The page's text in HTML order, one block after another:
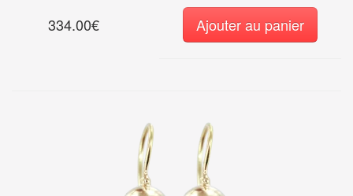
334.00€ Ajouter au panier